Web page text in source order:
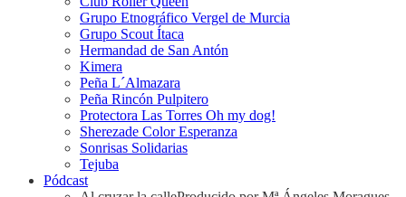
Grupo Etnográfico Vergel de Murcia
Grupo Scout Ítaca
Hermandad de San Antón
Kimera
Peña L´Almazara
Peña Rincón Pulpitero
Protectora Las Torres Oh my dog!
Sherezade Color Esperanza
Sonrisas Solidarias
Tejuba
Pódcast